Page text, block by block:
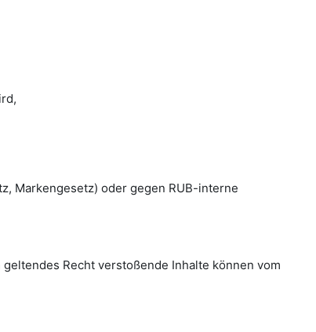
Markengesetz) oder gegen RUB-interne
Recht verstoßende Inhalte können vom